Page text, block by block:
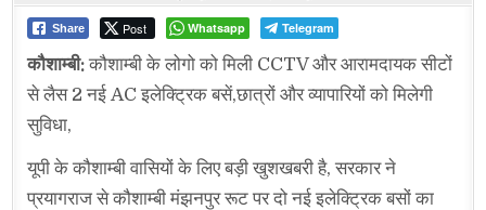
Share Post Whatsapp Telegram
कौशाम्बी:कौशाम्बी के लोगो को मिली CCTV और आरामदायक सीटों
से लैस 2 नई AC इलेक्ट्रिक बसें,छात्रों और व्यापारियों को मिलेगी
सुविधा,
यूपी के कौशाम्बी वासियों के लिए बड़ी खुशखबरी है, सरकार ने
प्रयागराज से कौशाम्बी मंझनपुर रूट पर दो नई इलेक्ट्रिक बसों का